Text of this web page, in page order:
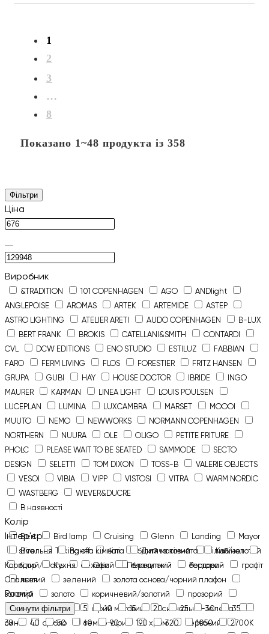
1
2
3
…
8
Показано 1~48 продукта із 358
Фільтри
Ціна
Виробник
&TRADITION 101 COPENHAGEN AGO
ANDlight
ANGLEPOISE
AROMAS ARTEK ARTEMIDE
ASTEP
ASTRO LIGHTING
ATELIER ARETI AUDO COPENHAGEN
B-LUX
BERT FRANK
BROKIS CATELLANI&SMITH
CONTARDI
CVL
DCW EDITIONS ENO STUDIO ESTILUZ
FABBIAN
FARO
FERM LIVING FLOS FORESTIER
FRITZ HANSEN
GRUPA
GUBI HAY HOUSE DOCTOR IBRIDE
INGO
MAURER
KARMAN LINEA LIGHT
LOUIS POULSEN
LUCEPLAN
LUMINA LUXCAMBRA MARSET
MOOOI
MUUTO
NEMO NEWWORKS
NORMANN COPENHAGEN
NORTHERN
NUURA OLE OLIGO
PETITE FRITURE
PHOLC
PLEASE WAIT TO BE SEATED SAMMODE
SECTO
DESIGN
SELETTI TOM DIXON TOSS-B
VALERIE OBJECTS
VESOI
VIBIA VIPP VISTOSI VITRA
WARM NORDIC
WASTBERG
WEVER&DUCRE
В наявності
Колір
Bert Bird lamp Cruising Glenn Landing
Mayor
silver
Taking off білі білий матовий
білий/золотий
білий/сталь
бежевий блакитний бордовий
графіт
жовтий
зелений
золота основа/чорний плафон
золотий
золото коричневий/золотий
прозорий
рожевий
сірий сірий матовий
сигнально-зелена
синій
срібло темно-сірий хром
червоний
Інтер'єр
Вітальня Ванна кімната Дитяча кімната
Кабінет
Коридор
Кухня Офіс Передпокій
Ресторан
Спальня
Розмір
1 2 3 5 10 15 20 25 30
35
38
40 50 60 90 190 320 1050
2700K
Скинути фільтри